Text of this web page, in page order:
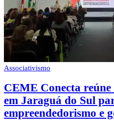
Associativismo
CEME Conecta
em Jaraguá do Sul
empreendedorismo e